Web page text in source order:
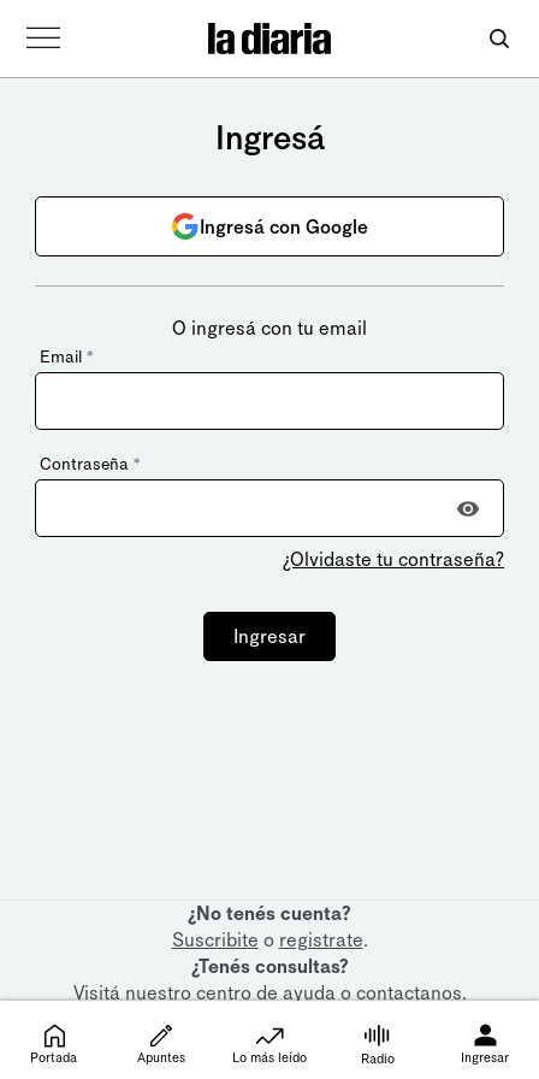
Ingresá
Ingresá con Google
O ingresá con tu email
Email *
Contraseña *
¿Olvidaste tu contraseña?
Ingresar
¿No tenés cuenta?
Suscribite o registrate.
¿Tenés consultas?
Visitá nuestrocentro de ayudaocontactanos.
Portada Apuntes Lo más leído Radio Ingresar